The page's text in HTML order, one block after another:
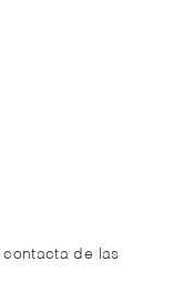
de las